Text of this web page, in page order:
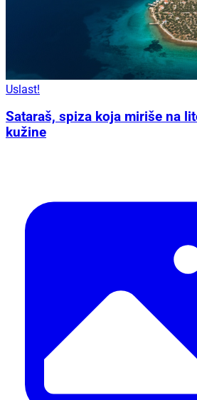
Uslast!
Sataraš, spiza koja miriše na
kužine